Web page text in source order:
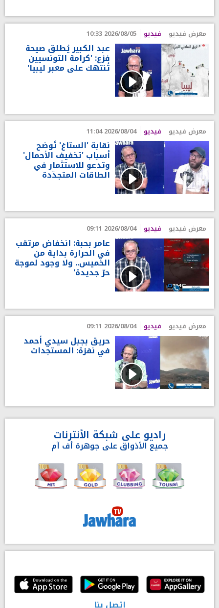
معرض فيديو فيديو 2026/08/05 10:33
عبد الكبير يُطلق صيحة
فزع: 'كرامة التونسيين
تُنتهك على معبر ليبيا'
معرض فيديو فيديو 2026/08/04 11:04
نقابة 'الستاغ' تُوضح
أسباب 'تخفيف الأحمال'
وتدعو للاستثمار في
الطاقات المتجدّدة
معرض فيديو فيديو 2026/08/04 09:11
عامر بحبة: انخفاض مرتقب
في الحرارة بداية من
الخميس.. ولا وجود لموجة
حرّ جديدة'
معرض فيديو فيديو 2026/08/04 09:11
حريق بجبل سيدي أحمد
في نفزة: المستجدات
راديو على شبكة الأنترنات
جميع الأذواق على جوهرة أف آم
إتصل بنا